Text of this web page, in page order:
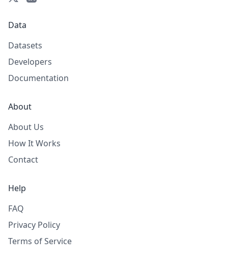
Data
Datasets
Developers
Documentation
About
About Us
How It Works
Contact
Help
FAQ
Privacy Policy
Terms of Service